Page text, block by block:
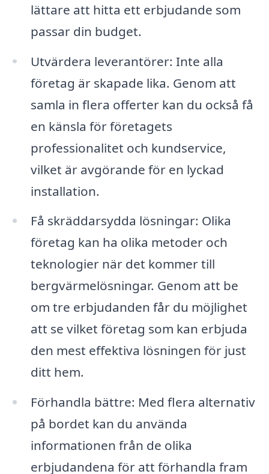
lättare att hitta ett erbjudande som
passar din budget.
Utvärdera leverantörer: Inte alla
företag är skapade lika. Genom att
samla in flera offerter kan du också få
en känsla för företagets
professionalitet och kundservice,
vilket är avgörande för en lyckad
installation.
Få skräddarsydda lösningar: Olika
företag kan ha olika metoder och
teknologier när det kommer till
bergvärmelösningar. Genom att be
om tre erbjudanden får du möjlighet
att se vilket företag som kan erbjuda
den mest effektiva lösningen för just
ditt hem.
Förhandla bättre: Med flera alternativ
på bordet kan du använda
informationen från de olika
erbjudandena för att förhandla fram